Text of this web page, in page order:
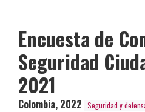
Encuesta de
Seguridad
2021
Colombia, 2022 Seguridad y